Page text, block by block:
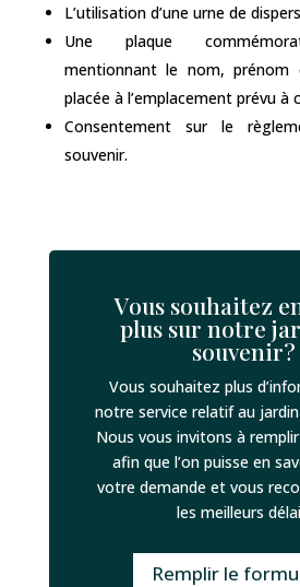
L’utilisation d’une urne de
Une plaque
mentionnant le nom,
placée à l’emplacement prévu à
Consentement sur le
souvenir.
Vous souhaitez
plus sur notre
souvenir?
Vous souhaitez plus
notre service relatif au
Nous vous invitons à
afin que l’on puisse en
votre demande et vous
les meilleurs
Remplir le